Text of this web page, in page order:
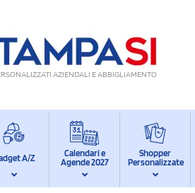
AZIENDALI E ABBIGLIAMENTO
A/Z
Calendari e
Agende 2027
Shopper
Personalizzate